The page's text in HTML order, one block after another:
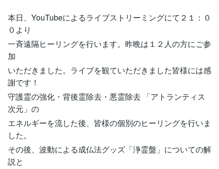
本日、YouTubeによるライブストリーミングにて２１：０
０より
一斉遠隔ヒーリングを行います。昨晩は１２人の方にご参
加
いただきました。ライブを観ていただきました皆様には感
謝です！
守護霊の強化・背後霊除去・悪霊除去 「アトランティス
次元」の
エネルギーを流した後、皆様の個別のヒーリングを行いま
した。
その後、波動による成仏法グッズ「浄霊盤」についての解
説と